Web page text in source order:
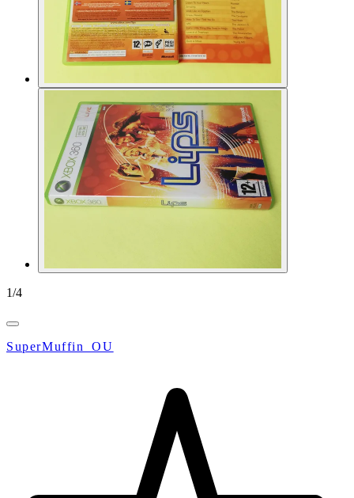
1/4
SuperMuffin_OU